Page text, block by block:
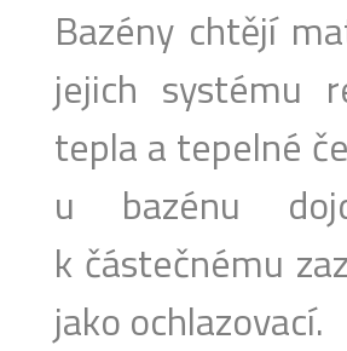
Bazény chtějí
jejich systému
tepla a tepelné
u bazénu
k částečnému
jako ochlazovací.